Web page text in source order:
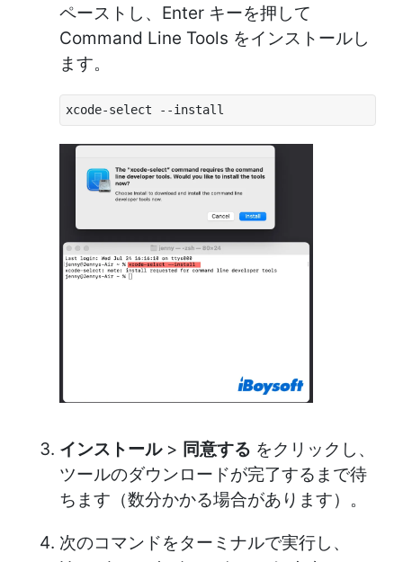
ペーストし、Enter キーを押して
Command Line Tools をインストールし
ます。
xcode-select --install
インストール> 同意する をクリックし、
ツールのダウンロードが完了するまで待
ちます（数分かかる場合があります）。
次のコマンドをターミナルで実行し、